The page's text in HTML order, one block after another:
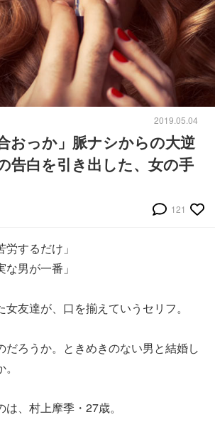
2019.05.04
おっか」脈ナシからの大逆
告白を引き出した、女の手
121
労するだけ」
な男が一番」
友達が、口を揃えていうセリフ。
だろうか。ときめきのない男と結婚し
、村上摩季・27歳。